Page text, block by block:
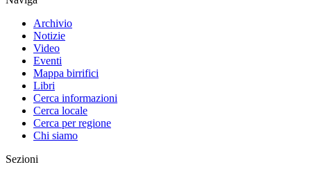
Archivio
Notizie
Video
Eventi
Mappa birrifici
Libri
Cerca informazioni
Cerca locale
Cerca per regione
Chi siamo
Sezioni